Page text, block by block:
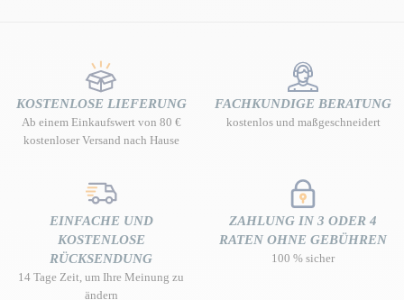
KOSTENLOSE LIEFERUNG
Ab einem Einkaufswert von 80 €
kostenloser Versand nach Hause
FACHKUNDIGE BERATUNG
kostenlos und maßgeschneidert
EINFACHE UND
KOSTENLOSE
RÜCKSENDUNG
14 Tage Zeit, um Ihre Meinung zu
ändern
ZAHLUNG IN 3 ODER 4
RATEN OHNE GEBÜHREN
100 % sicher